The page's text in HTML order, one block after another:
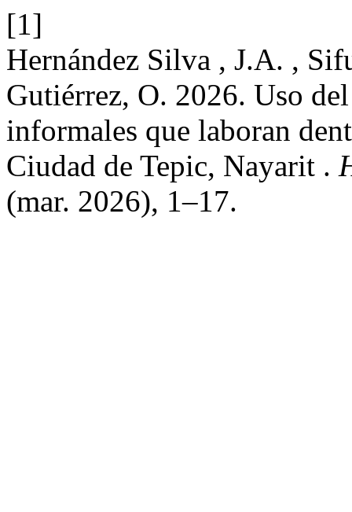
[1]
Hernández Silva , J.A. ,
Gutiérrez, O. 2026. Uso
informales que laboran
Ciudad de Tepic, Nayarit .
(mar. 2026), 1–17.